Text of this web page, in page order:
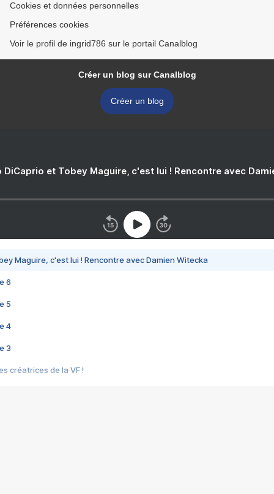
Cookies et données personnelles
Préférences cookies
Voir le profil de ingrid786 sur le portail Canalblog
Créer un blog sur Canalblog
Créer un blog
DiCaprio et Tobey Maguire, c'est lui ! Rencontre avec
Maguire, c'est lui ! Rencontre avec Damien Witecka
6
5
4
3
créatrices de la VF !